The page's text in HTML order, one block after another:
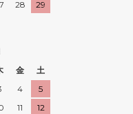
28
29
金
土
4
5
11
12